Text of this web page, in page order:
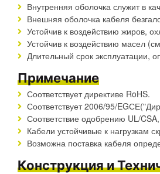
Внутренняя оболочка служит в
Внешняя оболочка кабеля
Устойчив к воздействию жиров,
Устойчив к воздействию масел
Длительный срок эксплуатации,
Примечание
Соответствует директиве RoHS.
Соответствует 2006/95/
Соответствие одобрению UL/
Кабели устойчивые к нагрузкам
Возможна поставка кабеля
Конструкция и